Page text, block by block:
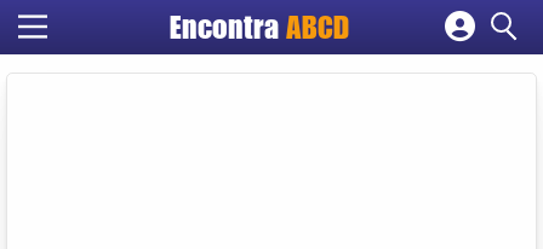
EncontraABCD
Cadastrar empresa